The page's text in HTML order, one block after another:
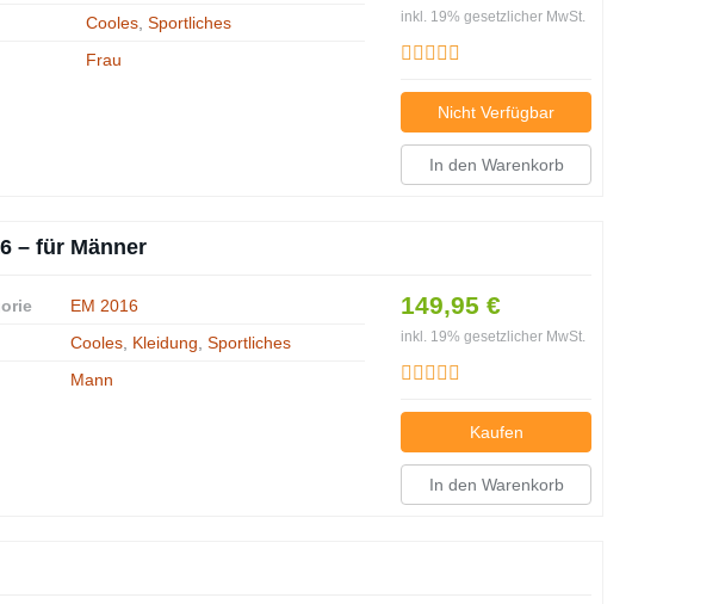
inkl. 19% gesetzlicher MwSt.
Nicht Verfügbar
In den Warenkorb
Cooles Sportliches
Frau
– für Männer
149,95 €
inkl. 19% gesetzlicher MwSt.
Kaufen
In den Warenkorb
EM 2016
Cooles Kleidung Sportliches
Mann